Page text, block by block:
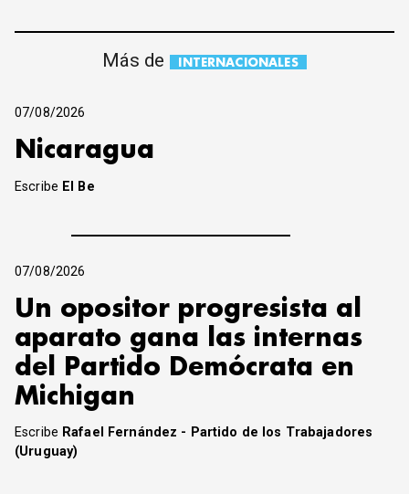
Más de INTERNACIONALES
07/08/2026
Nicaragua
Escribe El Be
07/08/2026
Un opositor progresista al
aparato gana las internas
del Partido Demócrata en
Michigan
Escribe Rafael Fernández - Partido de los Trabajadores
(Uruguay)